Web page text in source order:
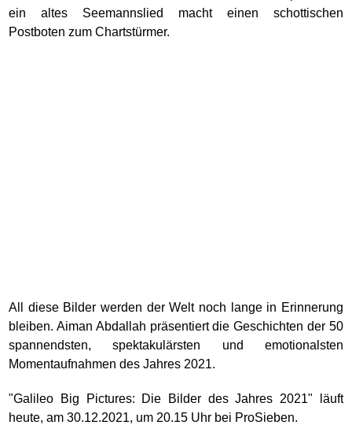
ein altes Seemannslied macht einen schottischen
Postboten zum Chartstürmer.
All diese Bilder werden der Welt noch lange in Erinnerung
bleiben. Aiman Abdallah präsentiert die Geschichten der 50
spannendsten, spektakulärsten und emotionalsten
Momentaufnahmen des Jahres 2021.
"Galileo Big Pictures: Die Bilder des Jahres 2021" läuft
heute, am 30.12.2021, um 20.15 Uhr bei ProSieben.